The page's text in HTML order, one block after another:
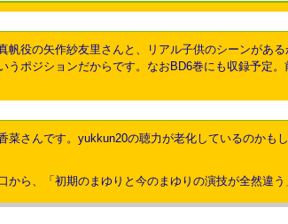
帆役の矢作紗友里さんと、リアル子供のシーンがあ
うポジションだからです。なおBD6巻にも収録予定
菜さんです。yukkun20の聴力が老化しているのか
から、「初期のまゆりと今のまゆりの演技が全然違